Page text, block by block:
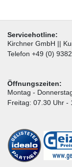
Servicehotline:
Kirchner GmbH ||
Telefon +49 (0)
Öffnungszeiten:
Montag -
Freitag: 07.30 Uhr -